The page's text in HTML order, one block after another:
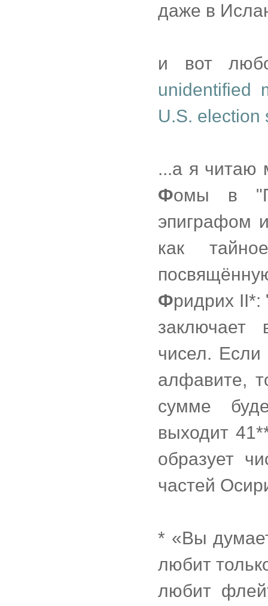
даже в
и вот
unidentified
U.S. election
...а я читаю
Фомы в
эпиграфом
как
Фридрих II*:
заключает
чисел. Если
алфавите,
сумме
выходит
образует
частей
* «Вы
любит
любит